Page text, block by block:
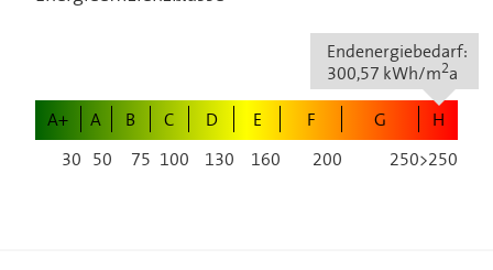
Endenergiebedarf:
300,57 kWh/m2a
A+ A B C D E F G H
30 50 75 100 130 160 200 250>250